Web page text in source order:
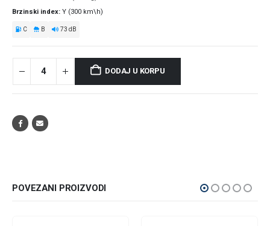
Brzinski index Y (300 km\h)
C B 73 dB
DODAJ U KORPU
POVEZANI PROIZVODI